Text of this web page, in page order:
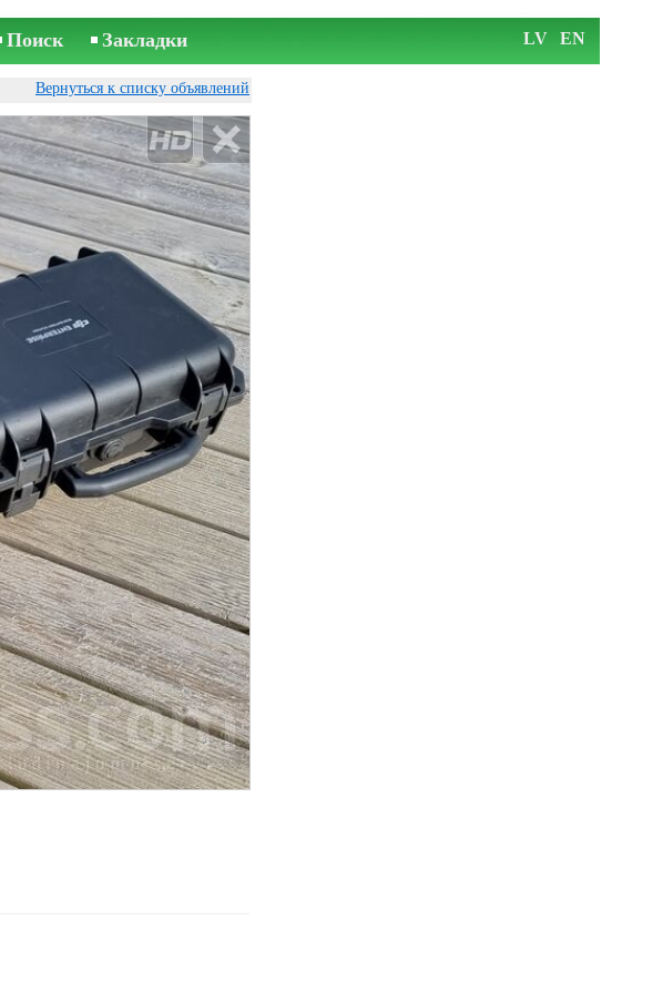
Поиск Закладки LV EN
Вернуться к списку объявлений